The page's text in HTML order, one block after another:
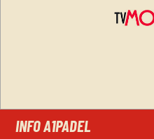
INFO A1PADEL